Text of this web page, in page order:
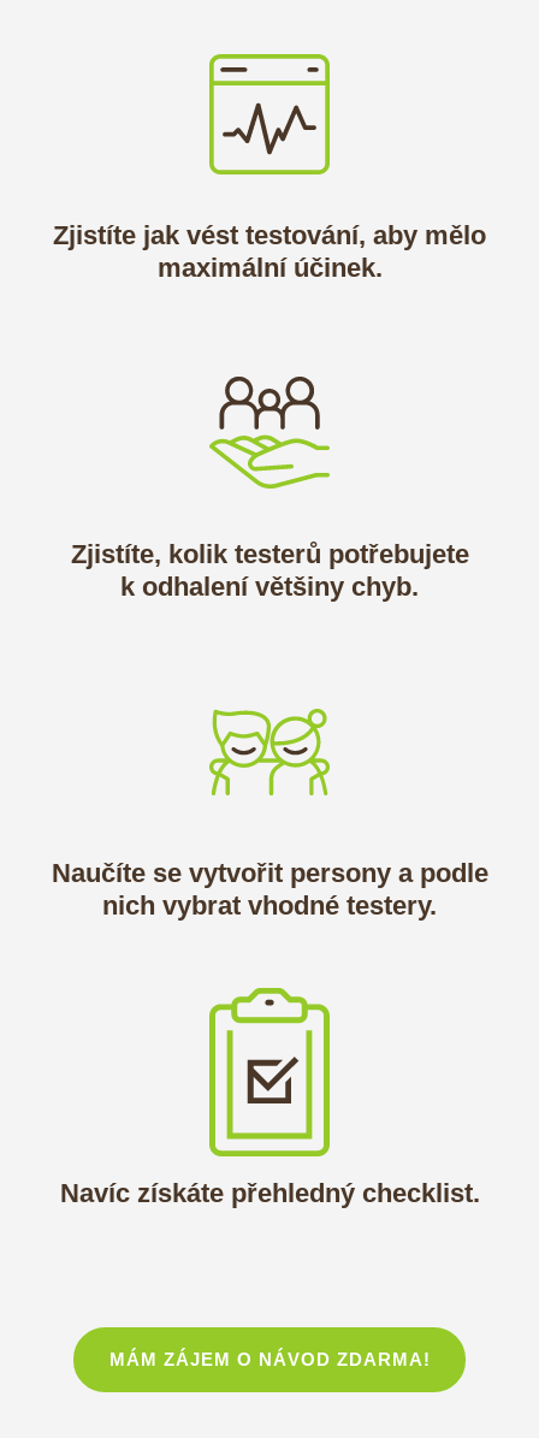
Zjistíte jak vést testování, aby mělo
maximální účinek.
Zjistíte, kolik testerů potřebujete
k odhalení většiny chyb.
Naučíte se vytvořit persony a podle
nich vybrat vhodné testery.
Navíc získáte přehledný checklist.
MÁM ZÁJEM O NÁVOD ZDARMA!